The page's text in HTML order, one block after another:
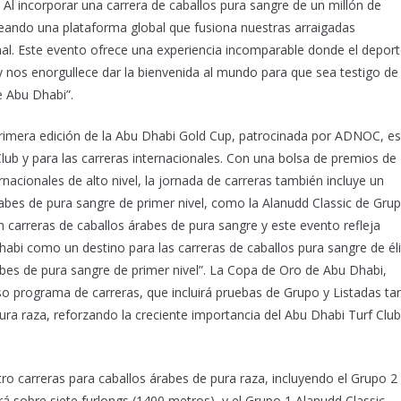
incorporar una carrera de caballos pura sangre de un millón de
una plataforma global que fusiona nuestras arraigadas
Este evento ofrece una experiencia incomparable donde el
enorgullece dar la bienvenida al mundo para que sea testigo de
Dhabi”.
edición de la Abu Dhabi Gold Cup, patrocinada por ADNOC, es
y para las carreras internacionales. Con una bolsa de premios de
de alto nivel, la jornada de carreras también incluye un
de pura sangre de primer nivel, como la Alanudd Classic de
carreras de caballos árabes de pura sangre y este evento refleja
como un destino para las carreras de caballos pura sangre de
de pura sangre de primer nivel”. La Copa de Oro de Abu Dhabi,
programa de carreras, que incluirá pruebas de Grupo y Listadas
raza, reforzando la creciente importancia del Abu Dhabi Turf Club
carreras para caballos árabes de pura raza, incluyendo el Grupo 2